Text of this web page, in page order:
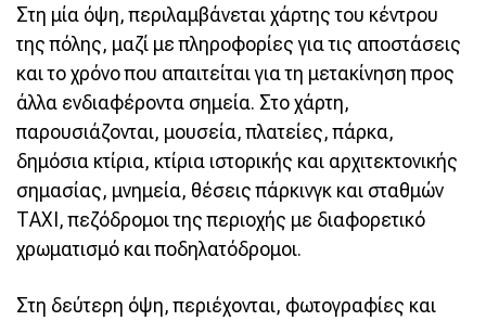
Στη μία όψη, περιλαμβάνεται χάρτης του κέντρου
της πόλης, μαζί με πληροφορίες για τις αποστάσεις
και το χρόνο που απαιτείται για τη μετακίνηση προς
άλλα ενδιαφέροντα σημεία. Στο χάρτη,
παρουσιάζονται, μουσεία, πλατείες, πάρκα,
δημόσια κτίρια, κτίρια ιστορικής και αρχιτεκτονικής
σημασίας, μνημεία, θέσεις πάρκινγκ και σταθμών
ΤΑΧΙ, πεζόδρομοι της περιοχής με διαφορετικό
χρωματισμό και ποδηλατόδρομοι.
Στη δεύτερη όψη, περιέχονται, φωτογραφίες και